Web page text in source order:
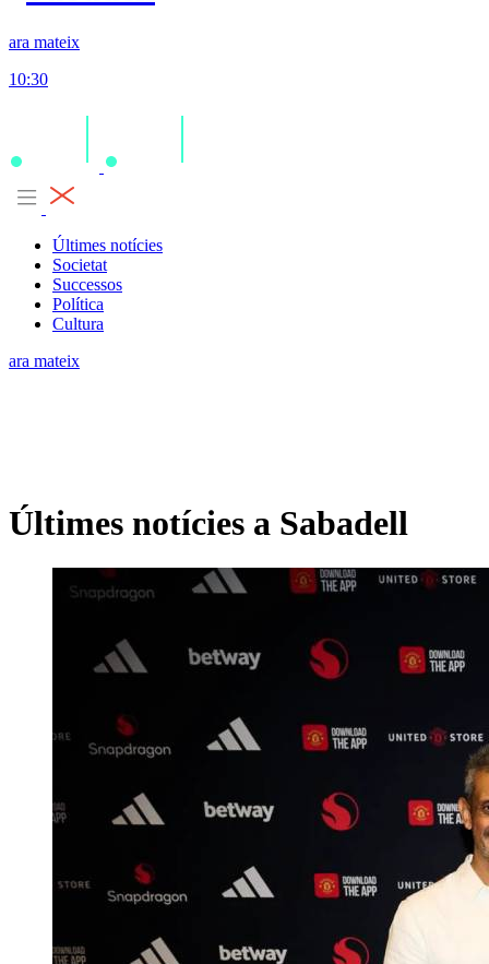
ara mateix
10:30
Últimes notícies
Societat
Successos
Política
Cultura
ara mateix
Últimes notícies a Sabadell